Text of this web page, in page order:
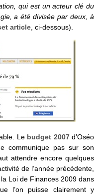
qui est un acteur clé du
a été divisée par deux, à
article , ci-dessous).
Le budget 2007d’Oséo
communique pas sur son
attendre encore quelques
de l’année précédente,
Loi de Finances 2009 dans
l’on puisse clairement y